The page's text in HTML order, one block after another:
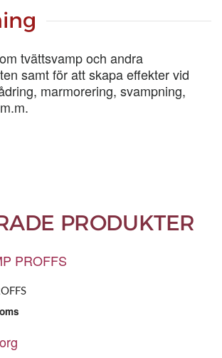
tvättsvamp och andra
samt för att skapa effekter vid
marmorering, svampning,
PRODUKTER